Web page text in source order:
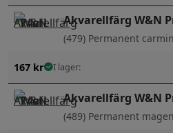
Akvarellfärg W&N
(479) Permanent
167 kr I lager:
Akvarellfärg W&N
(489) Permanent